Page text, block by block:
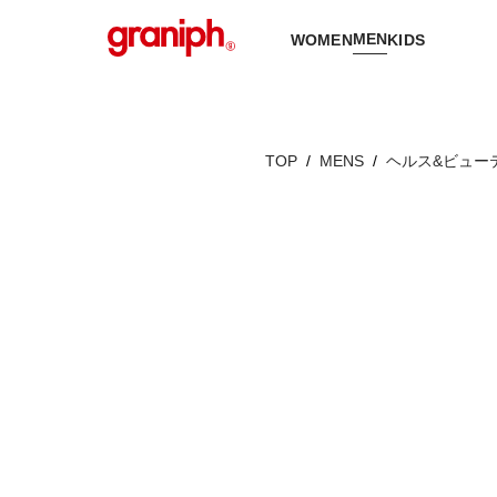
WOMENMENKIDS
TOP MENS ヘルス&ビュー